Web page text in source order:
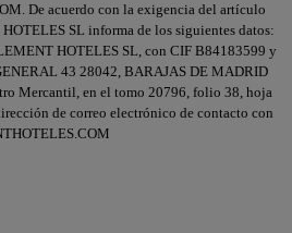
De acuerdo con la exigencia del artículo
SL informa de los siguientes datos:
HOTELES SL, con CIF B84183599 y
43 28042, BARAJAS DE MADRID
Mercantil, en el tomo 20796, folio 38, hoja
de correo electrónico de contacto con